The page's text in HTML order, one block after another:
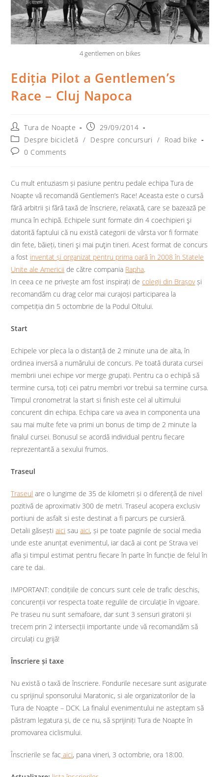
4 gentlemen on bikes
Ediția Pilot a Gentlemen’s
Race – Cluj Napoca
Post
author:
Tura de Noapte
Post
published:
29/09/2014
Post
category:
Despre bicicletă / Despre concursuri / Road bike
Post0 Comments
Cu mult entuziasm și pasiune pentru pedale echipa Tura de
Noapte vă recomandă Gentlemen’s Race! Aceasta este o cursă
fără arbitrii și fără taxă de înscriere, relaxată, care se bazează pe
munca în echipă. Echipele sunt formate din 4 coechipieri şi
datorită faptului că nu există categorii de vârsta vor fi formate
din fete, băieți, tineri şi mai puţin tineri. Acest format de concurs
a fost inventat și organizat pentru prima oară în 2008 în Statele
Unite ale Americii de către compania Rapha.
In ceea ce ne privește am fost inspirați decolegii din Brașovși
recomandăm cu drag celor mai curajoși participarea la
competiția din 5 octombrie de la Podul Oltului.
Start
Echipele vor pleca la o distanță de 2 minute una de alta, în
ordinea inversă a numărului de concurs. Pe toată durata cursei
membrii unei echipe vor merge grupați. Pentru ca o echipă să
termine cursa, toți cei patru membri vor trebui sa termine cursa.
Timpul cronometrat la start si finish este cel al ultimului
concurent din echipa. Echipa care va avea in componenta una
sau mai multe fete va primi un bonus de timp de 2 minute la
finalul cursei. Bonusul se acordă individual pentru fiecare
reprezentantă a sexului frumos.
Traseul
Traseul are o lungime de 35 de kilometri și o diferență de nivel
pozitivă de aproximativ 300 de metri. Traseul acopera exclusiv
portiuni de asfalt si este destinat a fi parcurs pe cursieră.
Detalii găseștiaici sauaici, și pe toate paginile de social media
unde este anunțat evenimentul, iar dacă ai cont pe Strava vei
afla și timpul estimat pentru fiecare în parte în funcție de felul în
care te dai.
IMPORTANT: condițiile de concurs sunt cele de trafic deschis,
concurenții vor respecta toate regulile de circulație în vigoare.
Pe traseu nu sunt semafoare, dar sunt 3 sensuri giratorii și
trecem prin 2 intersecții importante unde vă recomandăm să
circulați cu grijă!
Înscriere și taxe
Nu există o taxă de înscriere. Fondurile necesare sunt asigurate
cu sprijinul sponsorului Maratonic, si ale organizatorilor de la
Tura de Noapte – DCK. La finalul evenimentului ne asteptam să
păstram legatura și, de ce nu, să sprijiniți Tura de Noapte în
promovarea ciclismului.
Înscrierile se fac aici, pana vineri, 3 octombrie, ora 18:00.